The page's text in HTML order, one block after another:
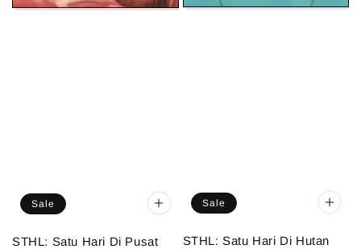
Sale
STHL: Satu Hari Di Pusat
Sale
STHL: Satu Hari Di Hutan